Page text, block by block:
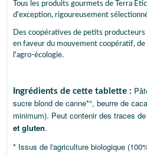
Tous les produits gourmets de Terra
d'exception, rigoureusement
Des coopératives de petits
en faveur du mouvement coopératif,
l'agro-écologie.
Ingrédients de cette tablette :
sucre blond de canne*°, beurre de
minimum). Peut contenir des traces de
et gluten.
* Issus de l'agriculture biologique